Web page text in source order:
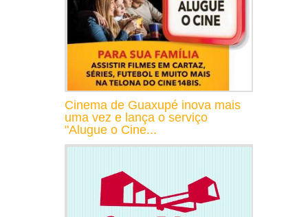
Cinema de Guaxupé inova mais
uma vez e lança o serviço
"Alugue o Cine...